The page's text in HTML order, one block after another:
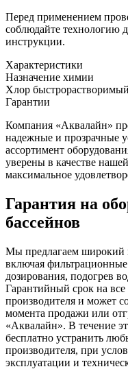
Перед применением
соблюдайте технологию
инструкции.
Характеристики
Назначение химии
Хлор быстрорастворимый
Гарантии
Компания «Аквалайн»
надежные и прозрачные
ассортимент
уверены в качестве
максимальное
Гарантия на
бассейнов
Мы предлагаем широкий
включая
дозирования, подогрев
Гарантийный срок на все
производителя и может
момента продажи или
«Аквалайн». В течение
бесплатно устранить
производителя, при
эксплуатации и